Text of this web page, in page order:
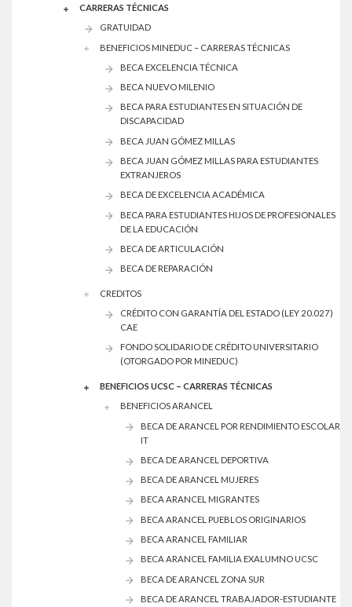
CARRERAS TÉCNICAS
GRATUIDAD
BENEFICIOS MINEDUC – CARRERAS TÉCNICAS
BECA EXCELENCIA TÉCNICA
BECA NUEVO MILENIO
BECA PARA ESTUDIANTES EN SITUACIÓN DE
DISCAPACIDAD
BECA JUAN GÓMEZ MILLAS
BECA JUAN GÓMEZ MILLAS PARA ESTUDIANTES
EXTRANJEROS
BECA DE EXCELENCIA ACADÉMICA
BECA PARA ESTUDIANTES HIJOS DE PROFESIONALES
DE LA EDUCACIÓN
BECA DE ARTICULACIÓN
BECA DE REPARACIÓN
CREDITOS
CRÉDITO CON GARANTÍA DEL ESTADO (LEY 20.027)
CAE
FONDO SOLIDARIO DE CRÉDITO UNIVERSITARIO
(OTORGADO POR MINEDUC)
BENEFICIOS UCSC – CARRERAS TÉCNICAS
BENEFICIOS ARANCEL
BECA DE ARANCEL POR RENDIMIENTO ESCOLAR
IT
BECA DE ARANCEL DEPORTIVA
BECA DE ARANCEL MUJERES
BECA ARANCEL MIGRANTES
BECA ARANCEL PUEBLOS ORIGINARIOS
BECA ARANCEL FAMILIAR
BECA ARANCEL FAMILIA EXALUMNO UCSC
BECA DE ARANCEL ZONA SUR
BECA DE ARANCEL TRABAJADOR-ESTUDIANTE